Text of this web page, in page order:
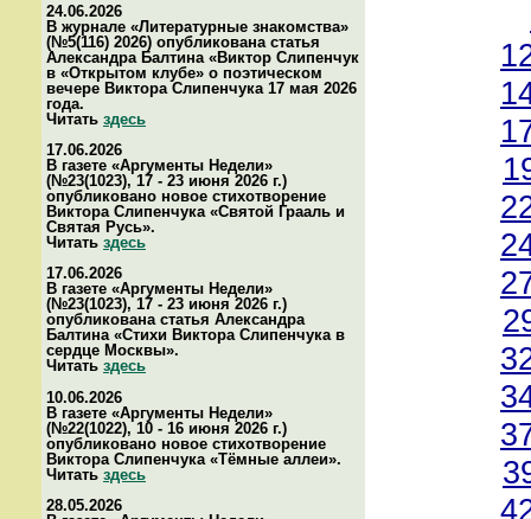
24.06.2026
В журнале «Литературные знакомства»
(№5(116) 2026) опубликована статья
Александра Балтина «Виктор Слипенчук
в «Открытом клубе» о поэтическом
вечере Виктора Слипенчука 17 мая 2026
года.
Читать здесь
17.06.2026
В газете «Аргументы Недели»
(№23(1023), 17 - 23 июня 2026 г.)
опубликовано новое стихотворение
Виктора Слипенчука «Святой Грааль и
Святая Русь».
Читать здесь
17.06.2026
В газете «Аргументы Недели»
(№23(1023), 17 - 23 июня 2026 г.)
опубликована статья Александра
Балтина «Стихи Виктора Слипенчука в
сердце Москвы».
Читать здесь
10.06.2026
В газете «Аргументы Недели»
(№22(1022), 10 - 16 июня 2026 г.)
опубликовано новое стихотворение
Виктора Слипенчука «Тёмные аллеи».
Читать здесь
28.05.2026